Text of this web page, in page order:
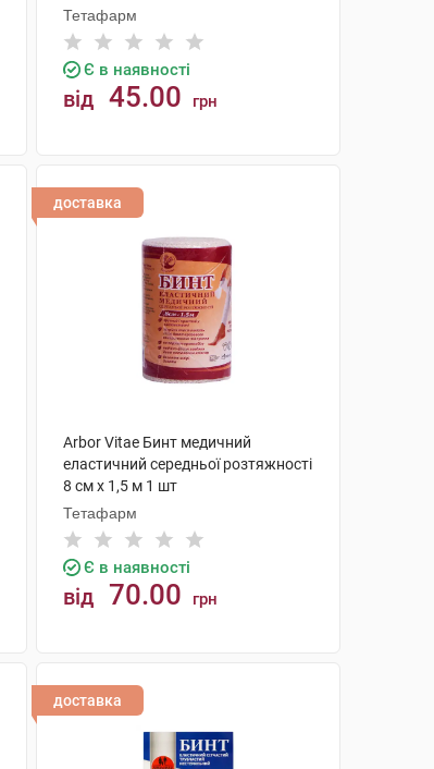
Тетафарм
Є в наявності
від 45.00 грн
доставка
Arbor Vitae Бинт медичний
еластичний середньої розтяжності
8 см х 1,5 м 1 шт
Тетафарм
Є в наявності
від 70.00 грн
доставка